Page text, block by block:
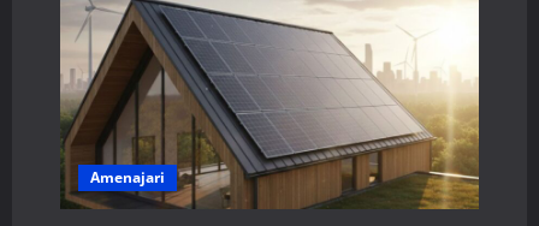
Amenajari